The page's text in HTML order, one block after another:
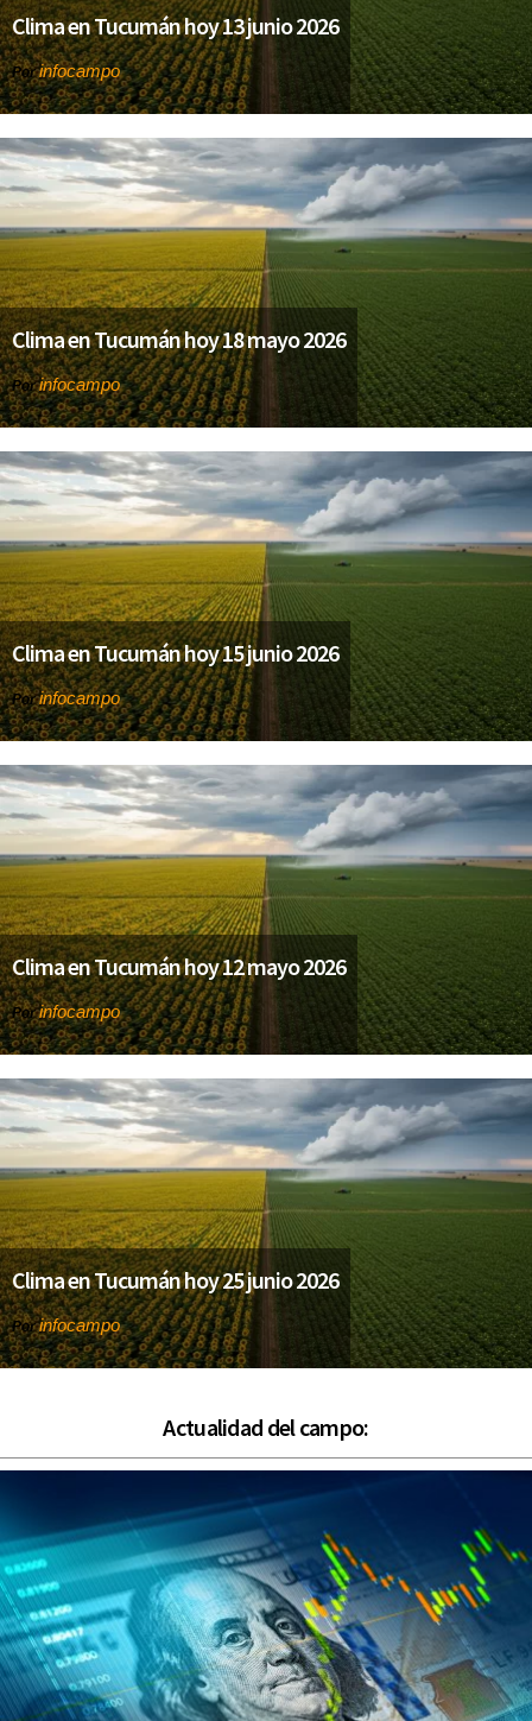
Clima en Tucumán hoy 13 junio 2026
Porinfocampo
Clima en Tucumán hoy 18 mayo 2026
Porinfocampo
Clima en Tucumán hoy 15 junio 2026
Porinfocampo
Clima en Tucumán hoy 12 mayo 2026
Porinfocampo
Clima en Tucumán hoy 25 junio 2026
Porinfocampo
Actualidad del campo: